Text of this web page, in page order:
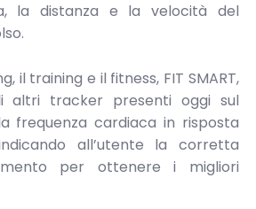
la distanza e la velocità del
il training e il fitness, FIT SMART,
altri tracker presenti oggi sul
frequenza cardiaca in risposta
all’utente la corretta
per ottenere i migliori